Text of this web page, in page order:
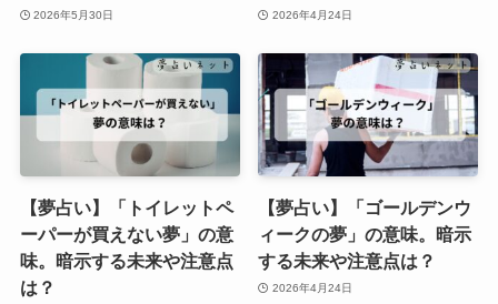
2026年5月30日 2026年4月24日
【夢占い】「トイレットペ
ーパーが買えない夢」の意
味。暗示する未来や注意点
は？
【夢占い】「ゴールデンウ
ィークの夢」の意味。暗示
する未来や注意点は？
2026年4月24日